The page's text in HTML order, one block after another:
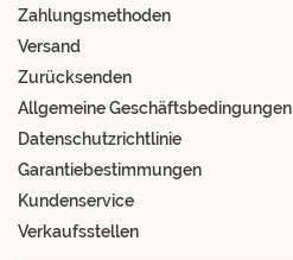
Zahlungsmethoden
Versand
Zurücksenden
Allgemeine Geschäftsbedingungen
Datenschutzrichtlinie
Garantiebestimmungen
Kundenservice
Verkaufsstellen